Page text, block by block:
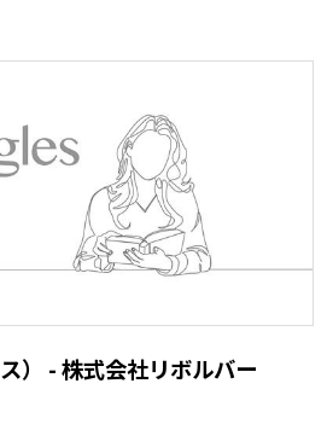
） - 株式会社リボルバー